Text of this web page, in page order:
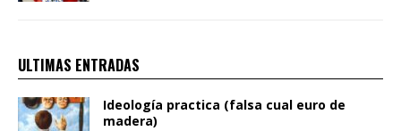
ULTIMAS ENTRADAS
Ideología practica (falsa cual euro de
madera)